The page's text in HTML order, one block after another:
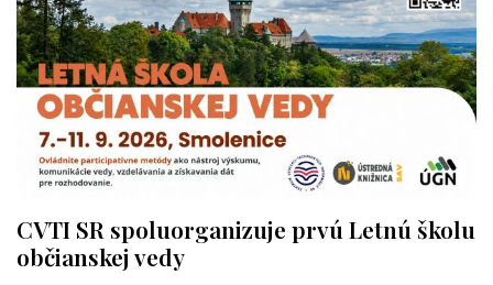
CVTI SR spoluorganizuje prvú Letnú školu
občianskej vedy